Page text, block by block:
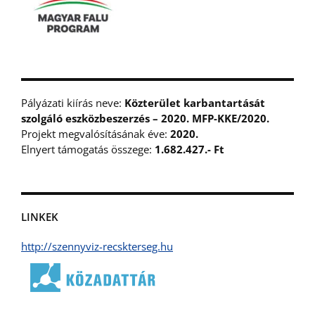
Pályázati kiírás neve: Közterület karbantartását
szolgáló eszközbeszerzés – 2020. MFP-KKE/2020.
Projekt megvalósításának éve: 2020.
Elnyert támogatás összege: 1.682.427.- Ft
LINKEK
http://szennyviz-recskterseg.hu